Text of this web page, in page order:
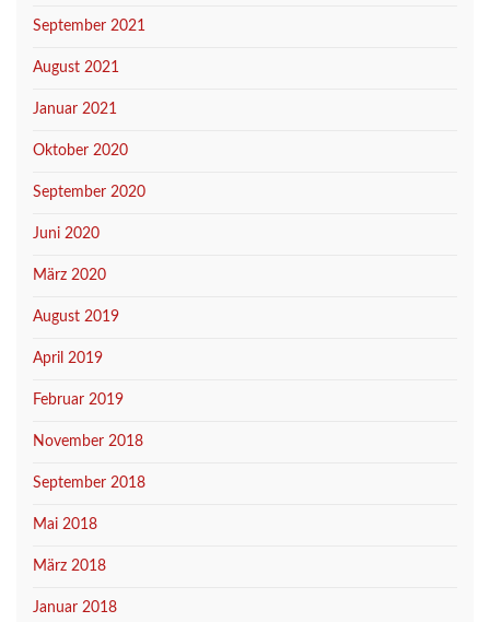
September 2021
August 2021
Januar 2021
Oktober 2020
September 2020
Juni 2020
März 2020
August 2019
April 2019
Februar 2019
November 2018
September 2018
Mai 2018
März 2018
Januar 2018